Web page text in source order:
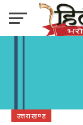
उत्तराखण्ड